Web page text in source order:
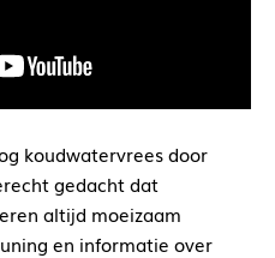
koudwatervrees door
gedacht dat
altijd moeizaam
en informatie over